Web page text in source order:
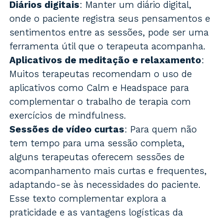
Diários digitais: Manter um diário digital,
onde o paciente registra seus pensamentos e
sentimentos entre as sessões, pode ser uma
ferramenta útil que o terapeuta acompanha.
Aplicativos de meditação e relaxamento:
Muitos terapeutas recomendam o uso de
aplicativos como Calm e Headspace para
complementar o trabalho de terapia com
exercícios de mindfulness.
Sessões de vídeo curtas: Para quem não
tem tempo para uma sessão completa,
alguns terapeutas oferecem sessões de
acompanhamento mais curtas e frequentes,
adaptando-se às necessidades do paciente.
Esse texto complementar explora a
praticidade e as vantagens logísticas da